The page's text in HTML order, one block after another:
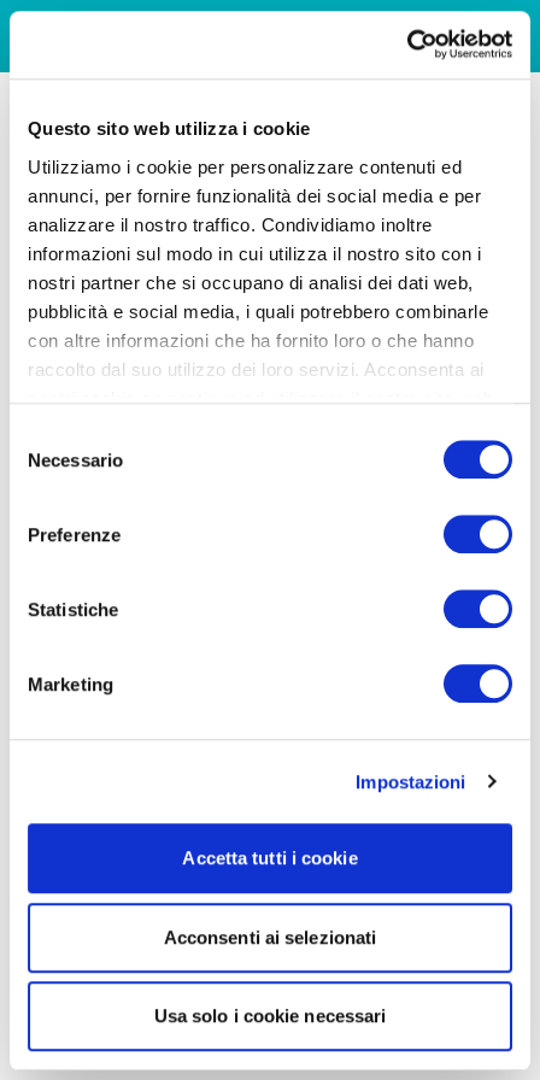
Questo sito web utilizza i cookie
Utilizziamo i cookie per personalizzare contenuti ed
annunci, per fornire funzionalità dei social media e per
analizzare il nostro traffico. Condividiamo inoltre
informazioni sul modo in cui utilizza il nostro sito con i
nostri partner che si occupano di analisi dei dati web,
pubblicità e social media, i quali potrebbero combinarle
con altre informazioni che ha fornito loro o che hanno
raccolto dal suo utilizzo dei loro servizi. Acconsenta ai
delNecessario
Preferenze
Statistiche
Marketing
Impostazioni
Accetta tutti i cookie
Acconsenti ai selezionati
Usa solo i cookie necessari